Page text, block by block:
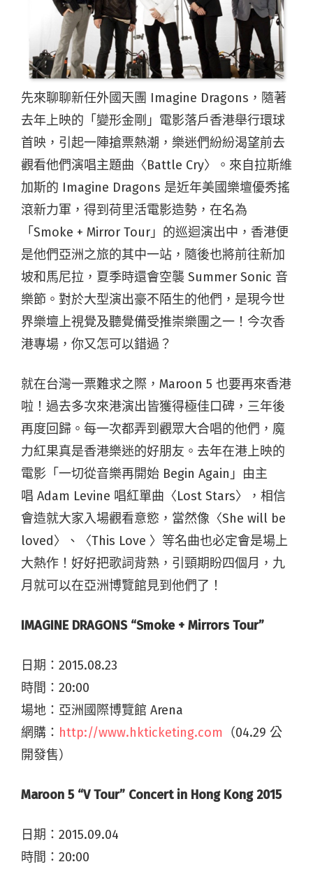
先來聊聊新任外國天團 Imagine Dragons ，隨著
去年上映的「變形金剛」電影落戶香港舉行環球
首映，引起一陣搶票熱潮，樂迷們紛紛渴望前去
觀看他們演唱主題曲〈Battle Cry〉。來自拉斯維
加斯的 Imagine Dragons 是近年美國樂壇優秀搖
滾新力軍，得到荷里活電影造勢，在名為
「Smoke + Mirror Tour 」的巡迴演出中，香港便
是他們亞洲之旅的其中一站，隨後也將前往新加
坡和馬尼拉，夏季時還會空襲 Summer Sonic 音
樂節。對於大型演出豪不陌生的他們，是現今世
界樂壇上視覺及聽覺備受推崇樂團之一！今次香
港專場，你又怎可以錯過？
就在台灣一票難求之際， Maroon 5 也要再來香港
啦！過去多次來港演出皆獲得極佳口碑，三年後
再度回歸。每一次都弄到觀眾大合唱的他們，魔
力紅果真是香港樂迷的好朋友。去年在港上映的
電影「一切從音樂再開始 Begin Again 」由主
唱 Adam Levine 唱紅單曲〈Lost Stars〉
，相信
會造就大家入場觀看意慾，當然像〈She will be
loved〉、〈This Love 〉等名曲也必定會是場上
大熱作！好好把歌詞背熟，引頸期盼四個月，九
月就可以在亞洲博覽館見到他們了！
IMAGINE DRAGONS “Smoke + Mirrors Tour”
日期： 2015.08.23
時間： 20:00
場地：亞洲國際博覽館 Arena
網購： http://www.hkticketing.com （04.29 公
開發售）
Maroon 5 “V Tour” Concert in Hong Kong 2015
日期： 2015.09.04
時間： 20:00